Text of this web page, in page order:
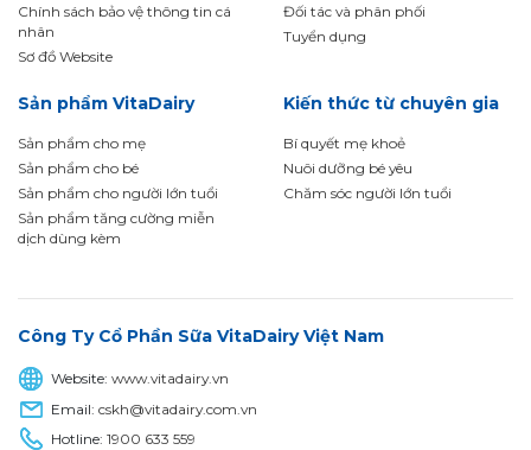
Chính sách bảo vệ thông tin cá
nhân
Sơ đồ Website
Đối tác và phân phối
Tuyển dụng
Sản phẩm VitaDairy
Sản phẩm cho mẹ
Sản phẩm cho bé
Sản phẩm cho người lớn tuổi
Sản phẩm tăng cường miễn
dịch dùng kèm
Kiến thức từ chuyên gia
Bí quyết mẹ khoẻ
Nuôi dưỡng bé yêu
Chăm sóc người lớn tuổi
Công Ty Cổ Phần Sữa VitaDairy Việt Nam
Website:www.vitadairy.vn
Email:cskh@vitadairy.com.vn
Hotline:1900 633 559